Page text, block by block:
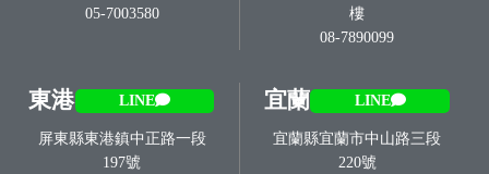
05-7003580
樓
08-7890099
東港 LINE
屏東縣東港鎮中正路一段
197號
宜蘭 LINE
宜蘭縣宜蘭市中山路三段
220號